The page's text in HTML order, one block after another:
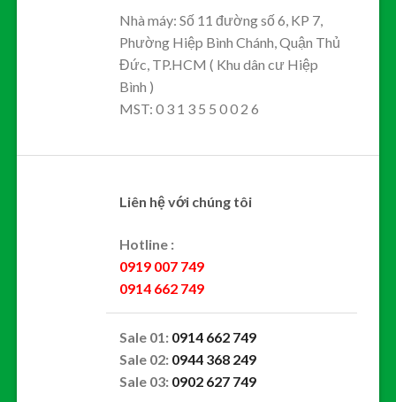
Nhà máy: Số 11 đường số 6, KP 7,
Phường Hiệp Bình Chánh, Quận Thủ
Đức, TP.HCM ( Khu dân cư Hiệp
Bình )
MST: 0 3 1 3 5 5 0 0 2 6
Liên hệ với chúng tôi
Hotline :
0919 007 749
0914 662 749
Sale 01: 0914 662 749
Sale 02: 0944 368 249
Sale 03: 0902 627 749